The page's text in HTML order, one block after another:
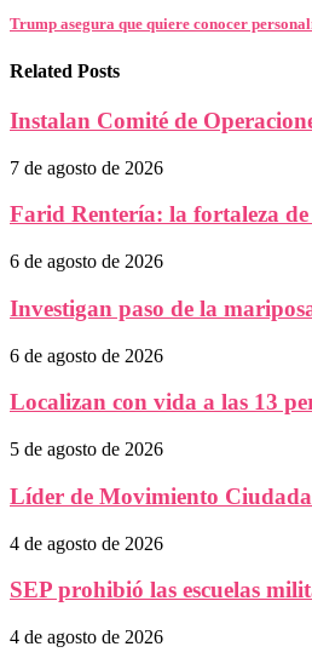
Trump asegura que quiere conocer
Related Posts
Instalan Comité de
7 de agosto de 2026
Farid Rentería: la fortaleza de
6 de agosto de 2026
Investigan paso de la
6 de agosto de 2026
Localizan con vida a las 13
5 de agosto de 2026
Líder de Movimiento
4 de agosto de 2026
SEP prohibió las escuelas
4 de agosto de 2026